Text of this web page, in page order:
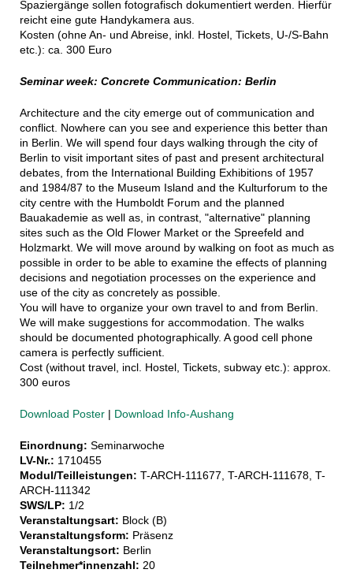
Spaziergänge sollen fotografisch dokumentiert werden. Hierfür
reicht eine gute Handykamera aus.
Kosten (ohne An- und Abreise, inkl. Hostel, Tickets, U-/S-Bahn
etc.): ca. 300 Euro
Seminar week: Concrete Communication: Berlin
Architecture and the city emerge out of communication and
conflict. Nowhere can you see and experience this better than
in Berlin. We will spend four days walking through the city of
Berlin to visit important sites of past and present architectural
debates, from the International Building Exhibitions of 1957
and 1984/87 to the Museum Island and the Kulturforum to the
city centre with the Humboldt Forum and the planned
Bauakademie as well as, in contrast, "alternative" planning
sites such as the Old Flower Market or the Spreefeld and
Holzmarkt. We will move around by walking on foot as much as
possible in order to be able to examine the effects of planning
decisions and negotiation processes on the experience and
use of the city as concretely as possible.
You will have to organize your own travel to and from Berlin.
We will make suggestions for accommodation. The walks
should be documented photographically. A good cell phone
camera is perfectly sufficient.
Cost (without travel, incl. Hostel, Tickets, subway etc.): approx.
300 euros
Download Poster| Download Info-Aushang
Einordnung: Seminarwoche
LV-Nr.: 1710455
Modul/Teilleistungen: T-ARCH-111677, T-ARCH-111678, T-
ARCH-111342
SWS/LP: 1/2
Veranstaltungsart: Block (B)
Veranstaltungsform: Präsenz
Veranstaltungsort: Berlin
Teilnehmer*innenzahl: 20